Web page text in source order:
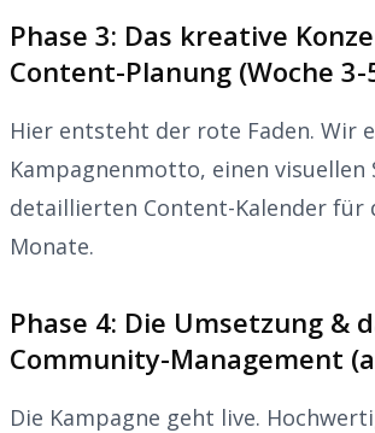
Phase 3: Das kreative
Content-Planung (Woche 3-
Hier entsteht der rote Faden. Wir
Kampagnenmotto, einen visuellen
detaillierten Content-Kalender für
Monate.
Phase 4: Die Umsetzung &
Community-Management
Die Kampagne geht live.